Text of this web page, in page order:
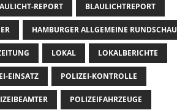
REPORT BLAULICHTREPORT
HAMBURGER ALLGEMEINE RUNDSCHAU
LOKAL LOKALBERICHTE
EINSATZ POLIZEI-KONTROLLE
POLIZEIFAHRZEUGE